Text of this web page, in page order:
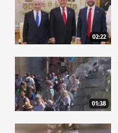
02:22
01:38